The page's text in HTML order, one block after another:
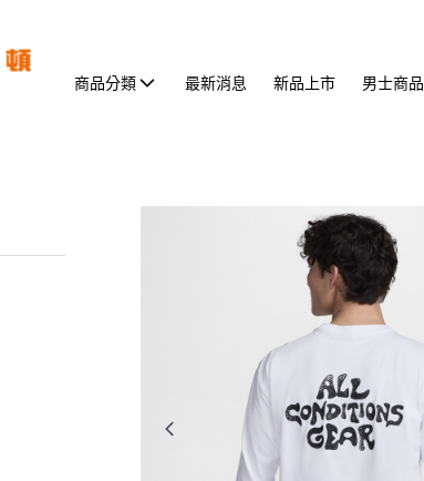
商品分類 最新消息 新品上市 男士商品